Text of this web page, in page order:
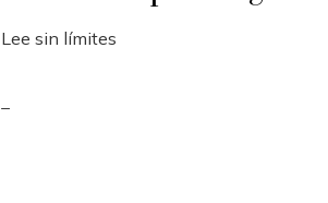
Lee sin límites